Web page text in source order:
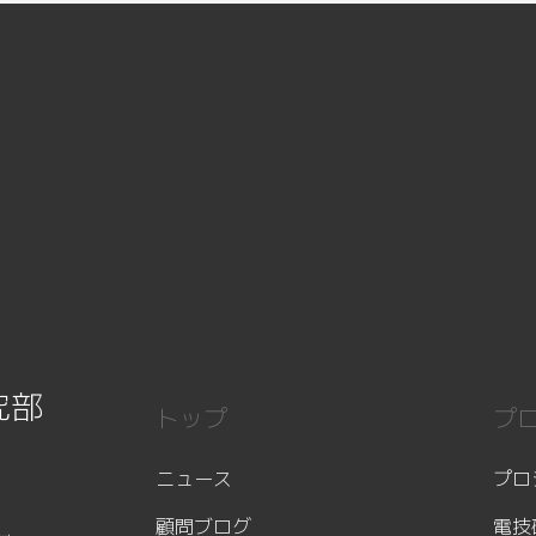
部 トップ
ニュース
顧問ブログ
プ
プ
電